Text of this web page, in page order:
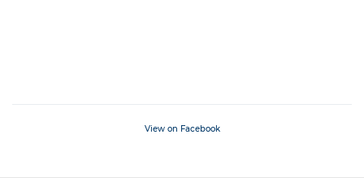
View on Facebook